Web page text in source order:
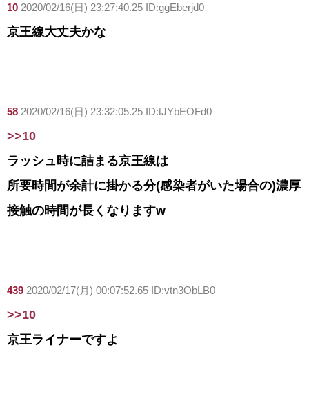
10 2020/02/16(日) 23:27:40.25 ID:ggEberjd0
京王線大丈夫かな
58 2020/02/16(日) 23:32:05.25 ID:tJYbEOFd0
>>10
ラッシュ時に詰まる京王線は
所要時間が余計に掛かる分(感染者がいた場合の)濃厚
接触の時間が長くなりますw
439 2020/02/17(月) 00:07:52.65 ID:vtn3ObLB0
>>10
京王ライナーですよ